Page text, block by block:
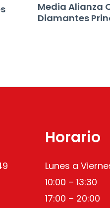
Media Alianza
Diamantes
Horario
Lunes a
10:00 – 13:30
17:00 – 20:00